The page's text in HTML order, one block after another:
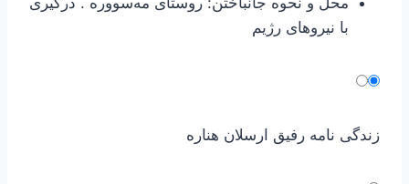
با نیروهای رژیم
زندگی نامه رفیق ارسلان هناره